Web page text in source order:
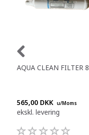
AQUA CLEAN FILTER 8
565,00 DKK u/Moms
ekskl. levering